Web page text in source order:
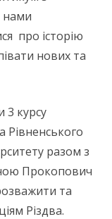
нами
про історію
нових та
3 курсу
Рівненського
разом з
Прокопович
та
Різдва.